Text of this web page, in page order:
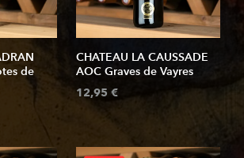
de
CHATEAU LA CAUSSADE
AOC Graves de Vayres
12,95 €